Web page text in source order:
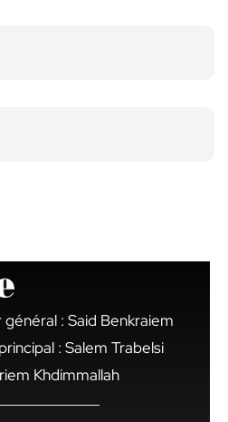
: Said Benkraiem
: Salem Trabelsi
Khdimmallah